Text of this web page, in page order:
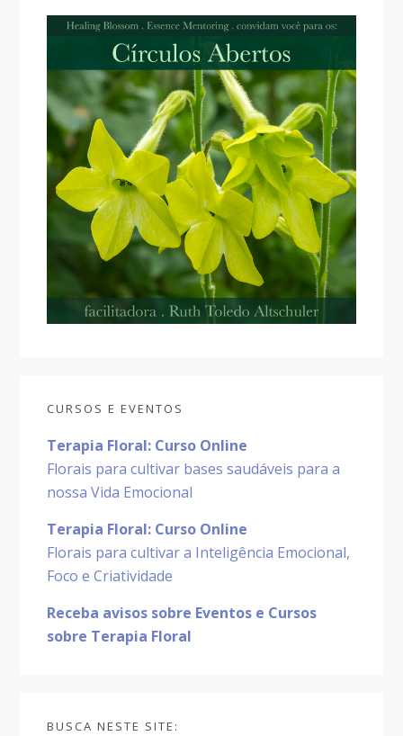
CURSOS E EVENTOS
Terapia Floral: Curso Online
Florais para cultivar bases saudáveis para a
nossa Vida Emocional
Terapia Floral: Curso Online
Florais para cultivar a Inteligência Emocional,
Foco e Criatividade
Receba avisos sobre Eventos e Cursos
sobre Terapia Floral
BUSCA NESTE SITE: